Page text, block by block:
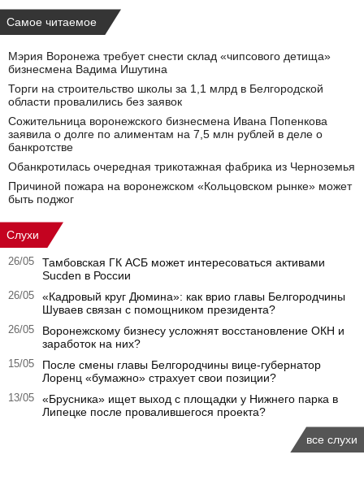
Самое читаемое
Мэрия Воронежа требует снести склад «чипсового детища»
бизнесмена Вадима Ишутина
Торги на строительство школы за 1,1 млрд в Белгородской
области провалились без заявок
Сожительница воронежского бизнесмена Ивана Попенкова
заявила о долге по алиментам на 7,5 млн рублей в деле о
банкротстве
Обанкротилась очередная трикотажная фабрика из Черноземья
Причиной пожара на воронежском «Кольцовском рынке» может
быть поджог
Слухи
26/05
Тамбовская ГК АСБ может интересоваться активами
Sucden в России
26/05
«Кадровый круг Дюмина»: как врио главы Белгородчины
Шуваев связан с помощником президента?
26/05
Воронежскому бизнесу усложнят восстановление ОКН и
заработок на них?
15/05
После смены главы Белгородчины вице-губернатор
Лоренц «бумажно» страхует свои позиции?
13/05
«Брусника» ищет выход с площадки у Нижнего парка в
Липецке после провалившегося проекта?
все слухи